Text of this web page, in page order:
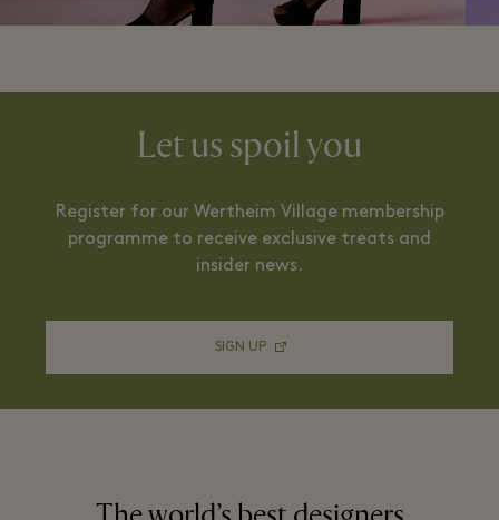
Let us spoil you
Register for our Wertheim Village membership
programme to receive exclusive treats and
insider news.
SIGN UP